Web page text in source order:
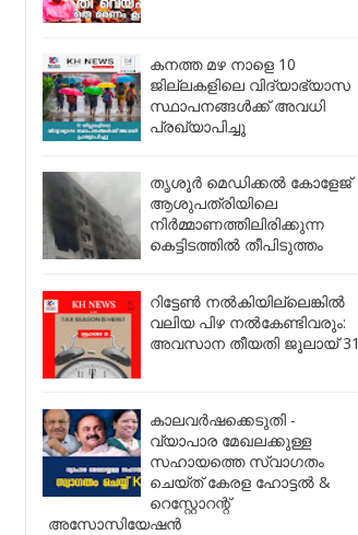
കനത്ത മഴ നാളെ 10
ജില്ലകളിലെ വിദ്യാഭ്യാസ
സ്ഥാപനങ്ങൾക്ക് അവധി
പ്രഖ്യാപിച്ചു
തൃശൂർ മെഡിക്കൽ കോളേജ്
ആശുപത്രിയിലെ
നിർമ്മാണത്തിലിരിക്കുന്ന
കെട്ടിടത്തിൽ തീപിടുത്തം
റിട്ടേൺ നൽകിയില്ലെങ്കിൽ
വലിയ പിഴ നൽകേണ്ടിവരും:
അവസാന തീയതി ജൂലായ് 31
കാലവർഷക്കെടുതി -
വ്യാപാര മേഖലക്കുള്ള
സഹായത്തെ സ്വാഗതം
ചെയ്ത് കേരള ഹോട്ടൽ &
റെസ്റ്റോറന്റ്
അസോസിയേഷൻ